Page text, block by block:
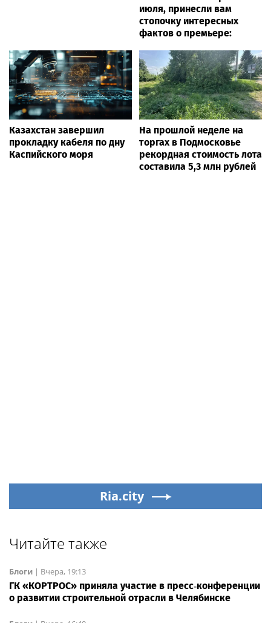
июля, принесли вам
стопочку интересных
фактов о премьере:
Казахстан завершил
прокладку кабеля по дну
Каспийского моря
На прошлой неделе на
торгах в Подмосковье
рекордная стоимость лота
составила 5,3 млн рублей
Ria.city
Читайте также
Блоги | Вчера, 19:13
ГК «КОРТРОС» приняла участие в пресс‑конференции
о развитии строительной отрасли в Челябинске